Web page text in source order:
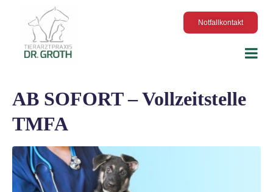
Notfallkontakt
AB SOFORT – Vollzeitstelle
TMFA